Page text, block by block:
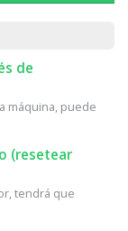
de
máquina, puede
(resetear
tendrá que